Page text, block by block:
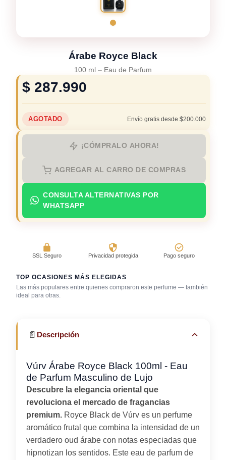
Árabe Royce Black
100 ml – Eau de Parfum
$ 287.990
AGOTADO Envío gratis desde $200.000
¡CÓMPRALO AHORA!
AGREGAR AL CARRO DE COMPRAS
CONSULTA ALTERNATIVAS POR
WHATSAPP
SSL Seguro Privacidad protegida Pago seguro
TOP OCASIONES MÁS ELEGIDAS
Las más populares entre quienes compraron este perfume — también
ideal para otras.
Bar / cocteles
📄 Descripción
Vúrv Árabe Royce Black 100ml - Eau
de Parfum Masculino de Lujo
Descubre la elegancia oriental que
revoluciona el mercado de fragancias
premium. Royce Black de Vúrv es un perfume
aromático frutal que combina la intensidad de un
verdadero oud árabe con notas especiadas que
hipnotizan los sentidos. Este eau de parfum de